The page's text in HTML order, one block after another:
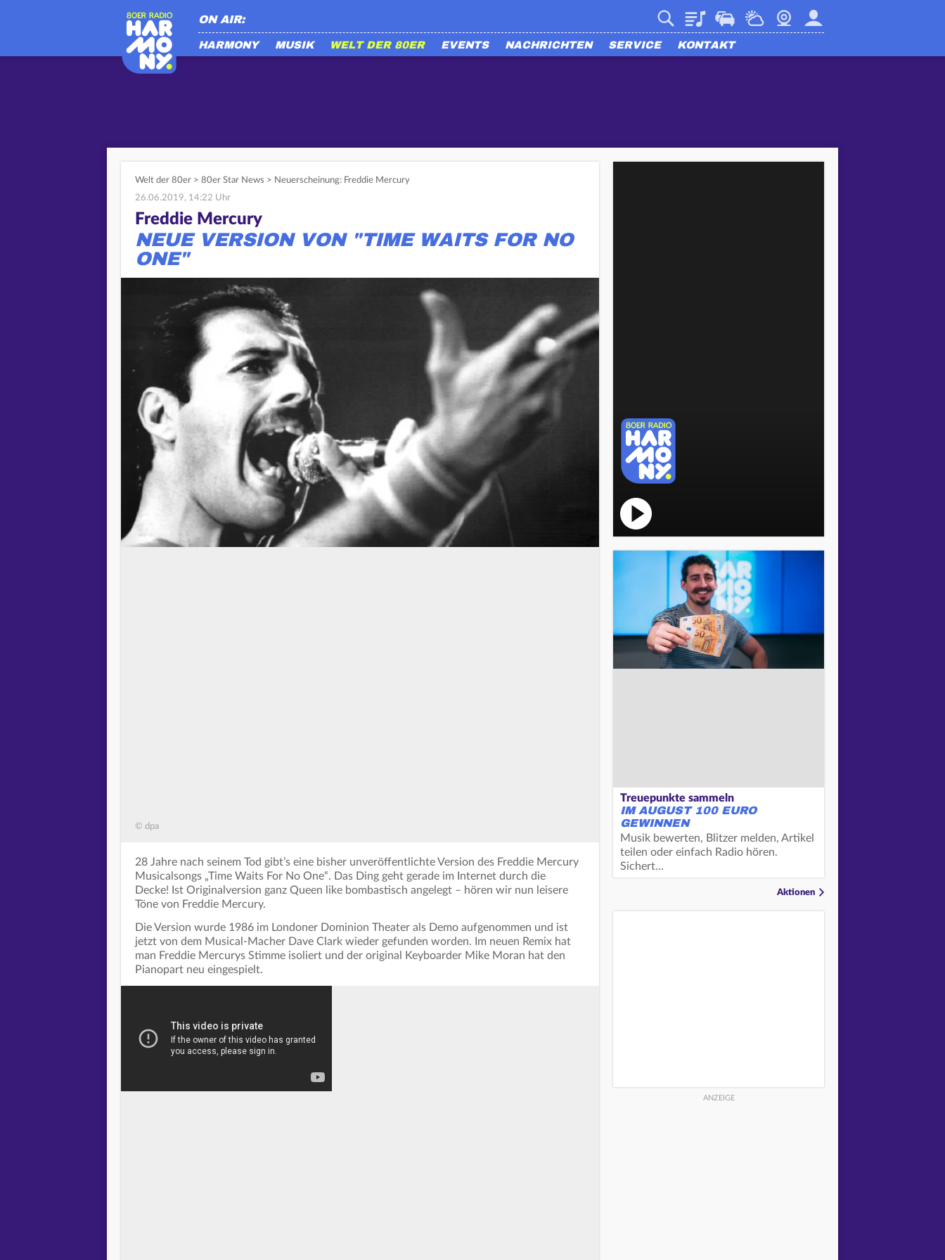
ON AIR: PlaylistVerkehrWetterWebcamMein harmony
HARMONY MUSIK WELT DER 80ER EVENTS NACHRICHTEN SERVICE KONTAKT
Welt der 80er > 80er Star News > Neuerscheinung: Freddie Mercury
26.06.2019, 14:22 Uhr
Freddie Mercury
NEUE VERSION VON "TIME WAITS FOR NO
ONE"
© dpa
28 Jahre nach seinem Tod gibt’s eine bisher unveröffentlichte Version des Freddie Mercury
Musicalsongs „Time Waits For No One“. Das Ding geht gerade im Internet durch die
Decke! Ist Originalversion ganz Queen like bombastisch angelegt – hören wir nun leisere
Töne von Freddie Mercury.
Die Version wurde 1986 im Londoner Dominion Theater als Demo aufgenommen und ist
jetzt von dem Musical-Macher Dave Clark wieder gefunden worden. Im neuen Remix hat
man Freddie Mercurys Stimme isoliert und der original Keyboarder Mike Moran hat den
Pianopart neu eingespielt.
Treuepunkte sammeln
IM AUGUST 100 EURO
GEWINNEN
Musik bewerten, Blitzer melden, Artikel
teilen oder einfach Radio hören.
Sichert…
Aktionen